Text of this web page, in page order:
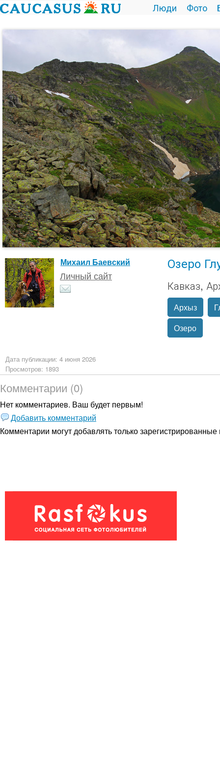
Люди Фото
Михаил Баевский
Личный сайт
Озеро
Кавказ,
Архыз
Озеро
Дата публикации: 4 июня 2026
Просмотров: 1893
Комментарии (0)
Нет комментариев. Ваш будет первым!
Добавить комментарий
Комментарии могут добавлять толькозарегистрированные